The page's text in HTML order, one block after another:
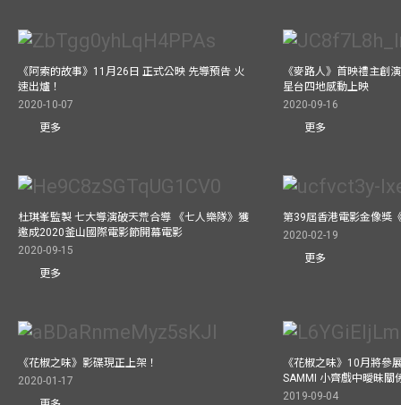
《阿索的故事》11月26日 正式公映 先導預告 火
速出爐！
2020-10-07
更多
《麥路人》首映禮主創
星台四地感動上映
2020-09-16
更多
杜琪峯監製 七大導演破天荒合導 《七人樂隊》獲
邀成2020釜山國際電影節開幕電影
2020-09-15
更多
第39屆香港電影金像獎
2020-02-19
更多
《花椒之味》影碟現正上架！
2020-01-17
《花椒之味》10月將參
SAMMI 小齊戲中曖昧關
2019-09-04